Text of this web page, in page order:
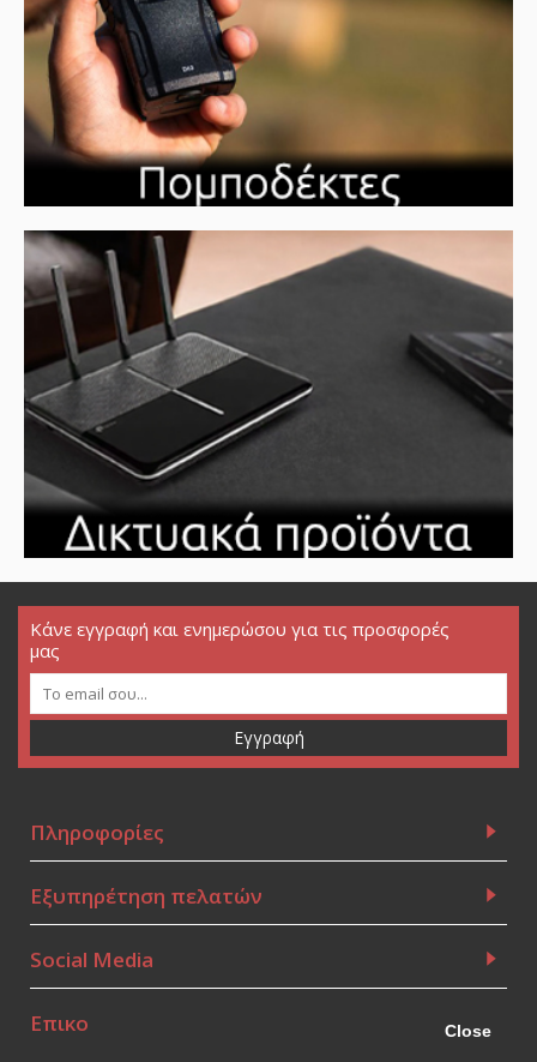
Close
Κάνε εγγραφή και ενημερώσου για τις προσφορές
μας
Εγγραφή
Πληροφορίες
Εξυπηρέτηση πελατών
Social Media
Επικοινωνία